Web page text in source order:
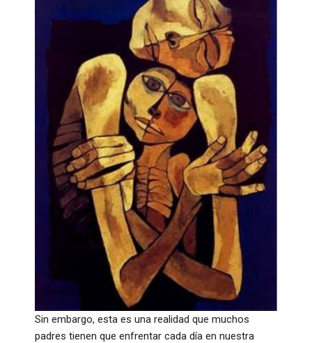
Sin embargo, esta es una realidad que muchos
padres tienen que enfrentar cada día en nuestra